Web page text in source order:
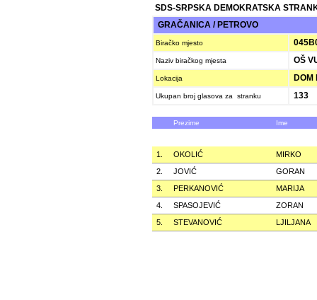
SDS-SRPSKA DEMOKRATSKA
GRAČANICA / PETROVO
Biračko mjesto
Naziv biračkog mjesta OŠ
Lokacija DOM
Ukupan broj glasova za stranku 133
Prezime Ime
1. OKOLIĆ
MIRKO
2.
JOVIĆ
GORAN
3.
PERKANOVIĆ
MARIJA
4.
SPASOJEVIĆ
ZORAN
5.
STEVANOVIĆ LJILJANA